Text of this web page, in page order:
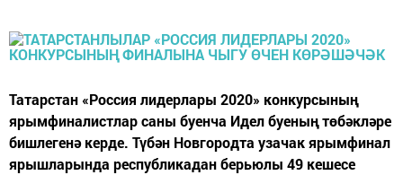
Татарстан «Россия лидерлары 2020» конкурсының
ярымфиналистлар саны буенча Идел буеның төбәкләре
бишлегенә керде. Түбән Новгородта узачак ярымфинал
ярышларында республикадан берьюлы 49 кешесе